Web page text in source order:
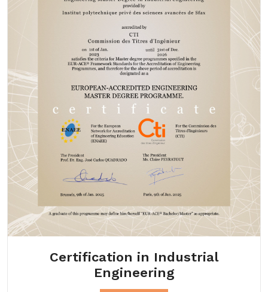
Certification in Industrial
Engineering